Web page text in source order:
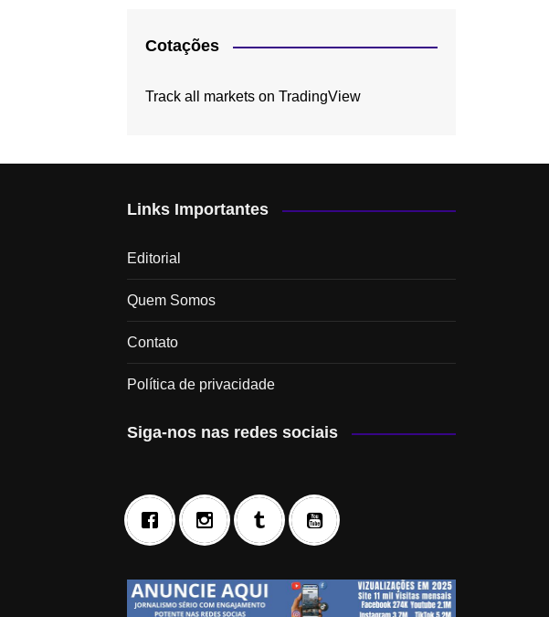
Cotações
Track all markets on TradingView
Links Importantes
Editorial
Quem Somos
Contato
Política de privacidade
Siga-nos nas redes sociais